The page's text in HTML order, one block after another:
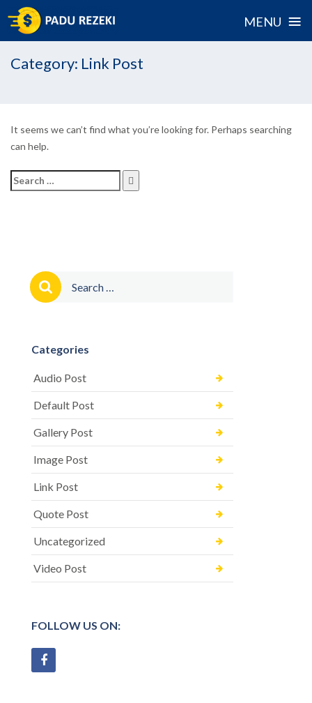
MENU ≡
Category: Link Post
It seems we can’t find what you’re looking for. Perhaps searching
can help.
Search
for:
Search
for:
Categories
Audio Post
Default Post
Gallery Post
Image Post
Link Post
Quote Post
Uncategorized
Video Post
FOLLOW US ON: